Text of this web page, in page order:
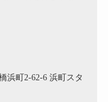
浜町2-62-6 浜町スタ